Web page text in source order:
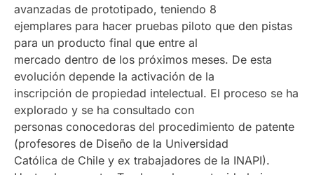
avanzadas de prototipado, teniendo 8
ejemplares para hacer pruebas piloto que den pistas
para un producto final que entre al
mercado dentro de los próximos meses. De esta
evolución depende la activación de la
inscripción de propiedad intelectual. El proceso se ha
explorado y se ha consultado con
personas conocedoras del procedimiento de patente
(profesores de Diseño de la Universidad
Católica de Chile y ex trabajadores de la INAPI).